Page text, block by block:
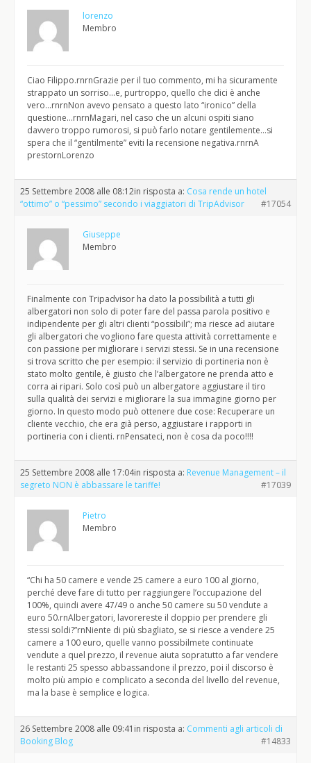
lorenzo
Membro
Ciao Filippo.rnrnGrazie per il tuo commento, mi ha sicuramente
strappato un sorriso…e, purtroppo, quello che dici è anche
vero…rnrnNon avevo pensato a questo lato “ironico” della
questione…rnrnMagari, nel caso che un alcuni ospiti siano
davvero troppo rumorosi, si può farlo notare gentilemente…si
spera che il “gentilmente” eviti la recensione negativa.rnrnA
prestornLorenzo
25 Settembre 2008 alle 08:12in risposta a: Cosa rende un hotel
“ottimo” o “pessimo” secondo i viaggiatori di TripAdvisor
#17054
Giuseppe
Membro
Finalmente con Tripadvisor ha dato la possibilità a tutti gli
albergatori non solo di poter fare del passa parola positivo e
indipendente per gli altri clienti “possibili”; ma riesce ad aiutare
gli albergatori che vogliono fare questa attività correttamente e
con passione per migliorare i servizi stessi. Se in una recensione
si trova scritto che per esempio: il servizio di portineria non è
stato molto gentile, è giusto che l’albergatore ne prenda atto e
corra ai ripari. Solo così può un albergatore aggiustare il tiro
sulla qualità dei servizi e migliorare la sua immagine giorno per
giorno. In questo modo può ottenere due cose: Recuperare un
cliente vecchio, che era già perso, aggiustare i rapporti in
portineria con i clienti. rnPensateci, non è cosa da poco!!!!
25 Settembre 2008 alle 17:04in risposta a: Revenue Management – il
segreto NON è abbassare le tariffe!
#17039
Pietro
Membro
“Chi ha 50 camere e vende 25 camere a euro 100 al giorno,
perché deve fare di tutto per raggiungere l’occupazione del
100%, quindi avere 47/49 o anche 50 camere su 50 vendute a
euro 50.rnAlbergatori, lavorereste il doppio per prendere gli
stessi soldi?”rnNiente di più sbagliato, se si riesce a vendere 25
camere a 100 euro, quelle vanno possibilmete continuate
vendute a quel prezzo, il revenue aiuta sopratutto a far vendere
le restanti 25 spesso abbassandone il prezzo, poi il discorso è
molto più ampio e complicato a seconda del livello del revenue,
ma la base è semplice e logica.
26 Settembre 2008 alle 09:41 in risposta a: Commenti agli articoli di
Booking Blog
#14833